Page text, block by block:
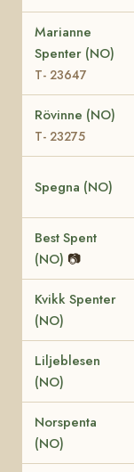
Marianne
Spenter (NO)
T- 23647
Rövinne (NO)
T- 23275
Spegna (NO)
Best Spent
(NO) 📷
Kvikk Spenter
(NO)
Liljeblesen
(NO)
Norspenta
(NO)